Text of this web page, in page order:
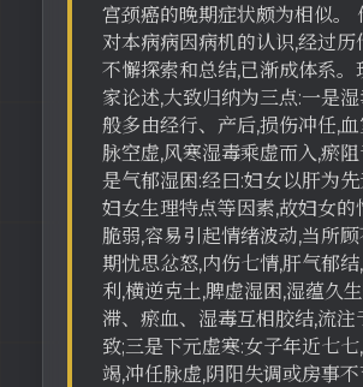
宫颈癌的晚期症状颇为相似。
对本病病因病机的认识,经过历
不懈探索和总结,已渐成体系。
家论述,大致归纳为三点:一是
般多由经行、产后,损伤冲任,
脉空虚,风寒湿毒乘虚而入,瘀
是气郁湿困:经曰:妇女以肝为
妇女生理特点等因素,故妇女的
脆弱,容易引起情绪波动,当所
期忧思忿怒,内伤七情,肝气郁
利,横逆克土,脾虚湿困,湿蕴久
滞、瘀血、湿毒互相胶结,流注
致;三是下元虚寒:女子年近七
竭,冲任脉虚,阴阳失调或房事